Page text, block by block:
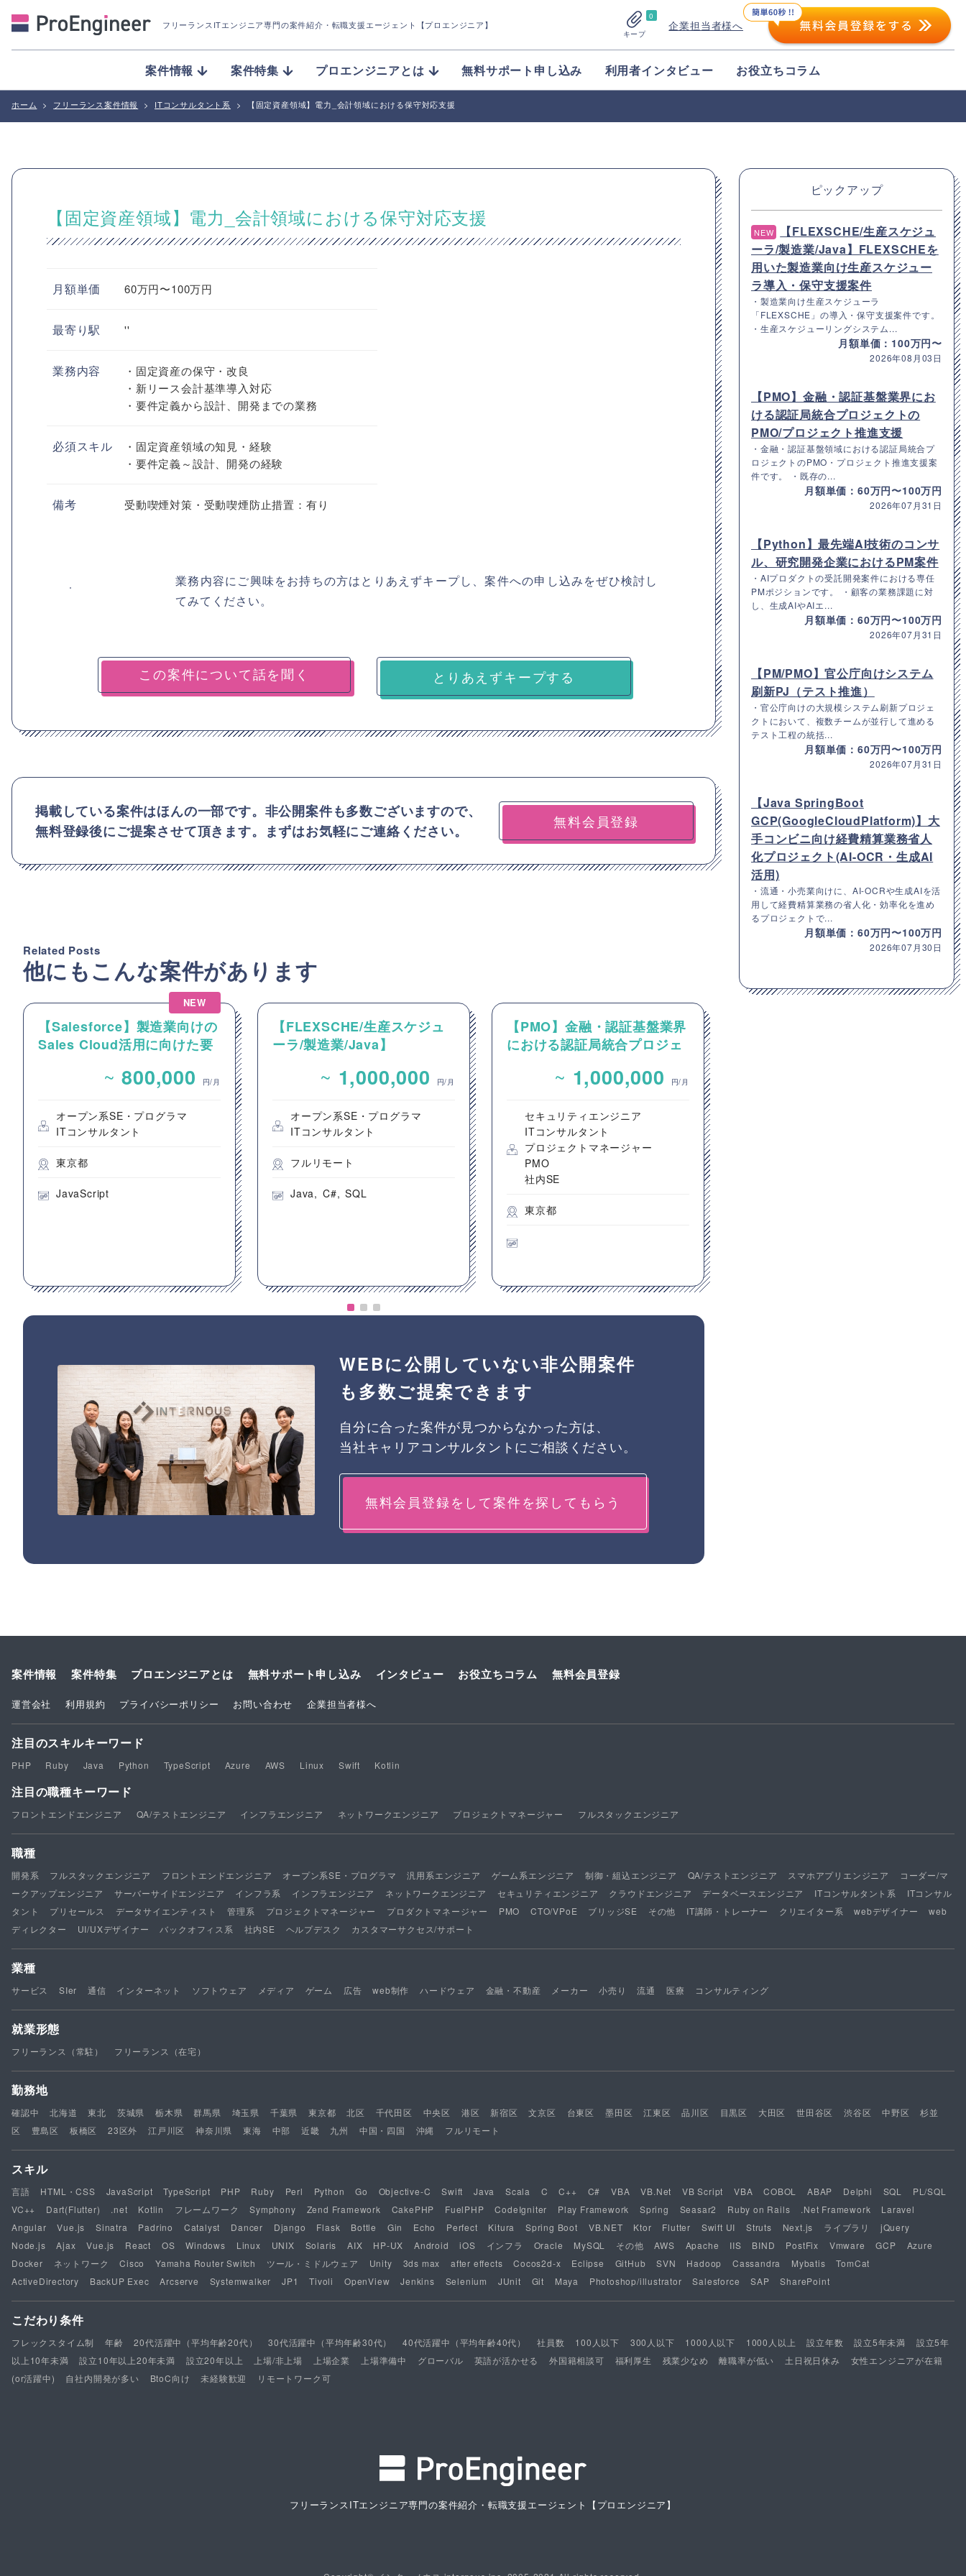
フリーランスITエンジニア専門の案件紹介 ・転職支援エージェント【プロエンジニア】
0
キープ
企業担当者様へ
案件情報 案件特集 プロエンジニアとは 無料サポート申し込み 利用者インタビュー お役立ちコラム
ホーム > フリーランス案件情報 > ITコンサルタント系 > 【固定資産領域】電力_会計領域における保守対応支援
【固定資産領域】電力_会計領域における保守対応支援
月額単価 60万円〜100万円
最寄り駅 ''
業務内容
・固定資産の保守・改良
・新リース会計基準導入対応
・要件定義から設計、開発までの業務
必須スキル
・固定資産領域の知見・経験
・要件定義～設計、開発の経験
備考 受動喫煙対策・受動喫煙防止措置：有り
業務内容にご興味をお持ちの方はとりあえずキープし、案件への申し込みをぜひ検討し
てみてください。
とりあえずキープする
掲載している案件はほんの一部です。非公開案件も多数ございますので、
無料登録後にご提案させて頂きます。まずはお気軽にご連絡ください。
無料会員登録
Related Posts
他にもこんな案件があります
NEW
【Salesforce】製造業向けの
Sales Cloud活用に向けた要
~ 800,000 円/月
オープン系SE・プログラマ
ITコンサルタント
東京都
JavaScript
【FLEXSCHE/生産スケジュ
ーラ/製造業/Java】
け生産スケジューラ導入・保
~ 1,000,000 円/月
オープン系SE・プログラマ
ITコンサルタント
フルリモート
Java C# SQL
【PMO】金融・認証基盤業界
における認証局統合プロジェ
~ 1,000,000 円/月
セキュリティエンジニア
ITコンサルタント
プロジェクトマネージャー
PMO
社内SE
東京都
WEBに公開していない非公開案件
も多数ご提案できます
自分に合った案件が見つからなかった方は、
当社キャリアコンサルタントにご相談ください。
無料会員登録をして案件を探してもらう
ピックアップ
NEW
【FLEXSCHE/生産スケジュ
ーラ/製造業/Java】FLEXSCHEを
用いた製造業向け生産スケジュー
ラ導入・保守支援案件
・製造業向け生産スケジューラ
「FLEXSCHE」の導入・保守支援案件です。
・生産スケジューリングシステム...
月額単価：100万円〜
2026年08月03日
【PMO】金融・認証基盤業界にお
ける認証局統合プロジェクトの
PMO/プロジェクト推進支援
・金融・認証基盤領域における認証局統合プ
ロジェクトのPMO・プロジェクト推進支援案
件です。 ・既存の...
月額単価：60万円〜100万円
2026年07月31日
【Python】最先端AI技術のコンサ
ル、研究開発企業におけるPM案件
・AIプロダクトの受託開発案件における専任
PMポジションです。 ・顧客の業務課題に対
し、生成AIやAIエ...
月額単価：60万円〜100万円
2026年07月31日
【PM/PMO】官公庁向けシステム
刷新PJ（テスト推進）
・官公庁向けの大規模システム刷新プロジェ
クトにおいて、複数チームが並行して進める
テスト工程の統括...
月額単価：60万円〜100万円
2026年07月31日
【Java SpringBoot
GCP(GoogleCloudPlatform)】大
手コンビニ向け経費精算業務省人
化プロジェクト(AI-OCR・生成AI
活用)
・流通・小売業向けに、AI-OCRや生成AIを活
用して経費精算業務の省人化・効率化を進め
るプロジェクトで...
月額単価：60万円〜100万円
2026年07月30日
案件情報 案件特集 プロエンジニアとは 無料サポート申し込み インタビュー お役立ちコラム 無料会員登録
運営会社 利用規約 プライバシーポリシー お問い合わせ 企業担当者様へ
注目のスキルキーワード
PHP Ruby Java Python TypeScript Azure AWS Linux Swift Kotlin
注目の職種キーワード
フロントエンドエンジニア QA/テストエンジニア インフラエンジニア ネットワークエンジニア プロジェクトマネージャー フルスタックエンジニア
職種
開発系 フルスタックエンジニア フロントエンドエンジニア オープン系SE・プログラマ 汎用系エンジニア ゲーム系エンジニア 制御・組込エンジニア QA/テストエンジニア スマホアプリエンジニア
コーダー/マ
ークアップエンジニア
サーバーサイドエンジニア インフラ系 インフラエンジニア ネットワークエンジニア セキュリティエンジニア クラウドエンジニア データベースエンジニア ITコンサルタント系
ITコンサル
タント
プリセールス データサイエンティスト 管理系 プロジェクトマネージャー プロダクトマネージャー PMO CTO/VPoE ブリッジSE その他 IT講師・トレーナー クリエイター系 webデザイナー
web
ディレクター
UI/UXデザイナー バックオフィス系 社内SE ヘルプデスク カスタマーサクセス/サポート
業種
サービス SIer 通信 インターネット ソフトウェア メディア ゲーム 広告 web制作 ハードウェア 金融・不動産 メーカー 小売り 流通 医療 コンサルティング
就業形態
フリーランス（常駐） フリーランス（在宅）
勤務地
確認中 北海道 東北 茨城県 栃木県 群馬県 埼玉県 千葉県 東京都 北区 千代田区 中央区 港区 新宿区 文京区 台東区 墨田区 江東区 品川区 目黒区 大田区 世田谷区 渋谷区 中野区
杉並
区
豊島区 板橋区 23区外 江戸川区 神奈川県 東海 中部 近畿 九州 中国・四国 沖縄 フルリモート
スキル
言語 HTML・CSS JavaScript TypeScript PHP Ruby Perl Python Go Objective-C Swift Java Scala C C++ C# VBA VB.Net VB Script VBA COBOL ABAP Delphi SQL
PL/SQL
VC++
Dart(Flutter) .net Kotlin フレームワーク Symphony Zend Framework CakePHP FuelPHP CodeIgniter Play Framework Spring Seasar2 Ruby on Rails .Net Framework
Laravel
Angular
Vue.js Sinatra Padrino Catalyst Dancer Django Flask Bottle Gin Echo Perfect Kitura Spring Boot VB.NET Ktor Flutter Swift UI Struts Next.js ライブラリ
jQuery
Node.js
Ajax Vue.js React OS Windows Linux UNIX Solaris AIX HP-UX Android iOS インフラ Oracle MySQL その他 AWS Apache IIS BIND PostFix Vmware GCP
Azure
Docker
ネットワーク Cisco Yamaha Router Switch ツール・ミドルウェア Unity 3ds max after effects Cocos2d-x Eclipse GitHub SVN Hadoop Cassandra Mybatis
TomCat
ActiveDirectory
BackUP Exec Arcserve Systemwalker JP1 Tivoli OpenView Jenkins Selenium JUnit Git Maya Photoshop/illustrator Salesforce SAP SharePoint
こだわり条件
フレックスタイム制 年齢 20代活躍中（平均年齢20代） 30代活躍中（平均年齢30代） 40代活躍中（平均年齢40代） 社員数 100人以下 300人以下 1000人以下 1000人以上 設立年数 設立5年未満
設立5年
以上10年未満
設立10年以上20年未満 設立20年以上 上場/非上場 上場企業 上場準備中 グローバル 英語が活かせる 外国籍相談可 福利厚生 残業少なめ 離職率が低い 土日祝日休み
女性エンジニアが在籍
(or活躍中)
自社内開発が多い BtoC向け 未経験歓迎 リモートワーク可
フリーランスITエンジニア専門の案件紹介・転職支援エージェント 【プロエンジニア】